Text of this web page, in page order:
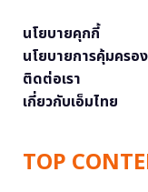
นโยบายคุกกี้
นโยบายการคุ้มคร
ติดต่อเรา
เกี่ยวกับเอ็มไทย
TOP